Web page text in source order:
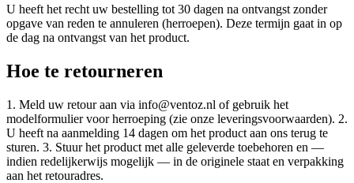
U heeft het recht uw bestelling tot 30 dagen na ontvangst zonder
opgave van reden te annuleren (herroepen). Deze termijn gaat in op
de dag na ontvangst van het product.
Hoe te retourneren
1. Meld uw retour aan via info@ventoz.nl of gebruik het
modelformulier voor herroeping (zie onze leveringsvoorwaarden). 2.
U heeft na aanmelding 14 dagen om het product aan ons terug te
sturen. 3. Stuur het product met alle geleverde toebehoren en —
indien redelijkerwijs mogelijk — in de originele staat en verpakking
aan het retouradres.